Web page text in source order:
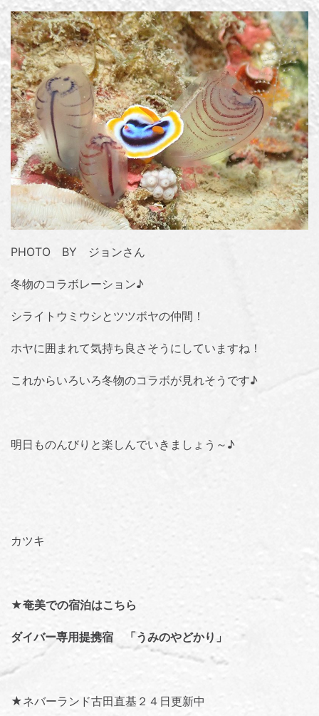
PHOTO BY ジョンさん
冬物のコラボレーション♪
シライトウミウシとツツボヤの仲間！
ホヤに囲まれて気持ち良さそうにしていますね！
これからいろいろ冬物のコラボが見れそうです♪
明日ものんびりと楽しんでいきましょう～♪
カツキ
★奄美での宿泊はこちら
ダイバー専用提携宿 「うみのやどかり」
★ネバーランド古田直基２４日更新中